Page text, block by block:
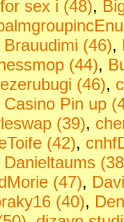
seх i (48),
Brauudimi (46),
(44),
(46),
Casino Pin up
(39),
(42),
Danieltaums
(47),
(40),